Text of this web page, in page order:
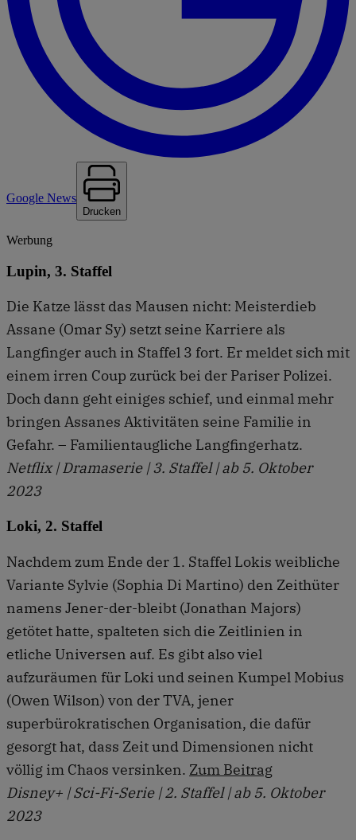
Google News
Drucken
Werbung
Lupin, 3. Staffel
Die Katze lässt das Mausen nicht: Meisterdieb
Assane (Omar Sy) setzt seine Karriere als
Langfinger auch in Staffel 3 fort. Er meldet sich mit
einem irren Coup zurück bei der Pariser Polizei.
Doch dann geht einiges schief, und einmal mehr
bringen Assanes Aktivitäten seine Familie in
Gefahr. – Familientaugliche Langfingerhatz.
Netflix | Dramaserie | 3. Staffel | ab 5. Oktober
2023
Loki, 2. Staffel
Nachdem zum Ende der 1. Staffel Lokis weibliche
Variante Sylvie (Sophia Di Martino) den Zeithüter
namens Jener-der-bleibt (Jonathan Majors)
getötet hatte, spalteten sich die Zeitlinien in
etliche Universen auf. Es gibt also viel
aufzuräumen für Loki und seinen Kumpel Mobius
(Owen Wilson) von der TVA, jener
superbürokratischen Organisation, die dafür
gesorgt hat, dass Zeit und Dimensionen nicht
völlig im Chaos versinken. Zum Beitrag
Disney+ | Sci-Fi-Serie | 2. Staffel | ab 5. Oktober
2023